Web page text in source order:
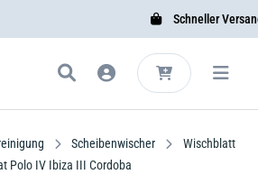
Schneller Versand
Scheibenwischer
Wischblatt
Polo IV Ibiza III Cordoba